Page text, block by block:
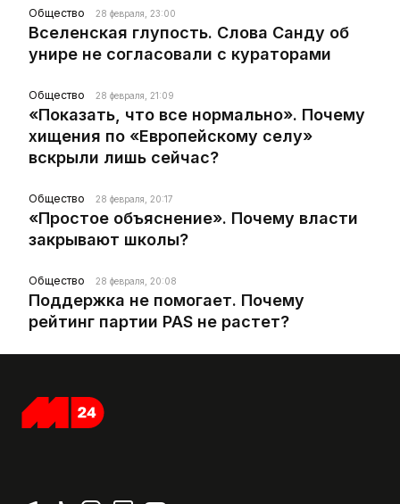
Общество 28 февраля, 23:00
Вселенская глупость. Слова Санду об
унире не согласовали с кураторами
Общество 28 февраля, 21:09
«Показать, что все нормально». Почему
хищения по «Европейскому селу»
вскрыли лишь сейчас?
Общество 28 февраля, 20:17
«Простое объяснение». Почему власти
закрывают школы?
Общество 28 февраля, 20:08
Поддержка не помогает. Почему
рейтинг партии PAS не растет?